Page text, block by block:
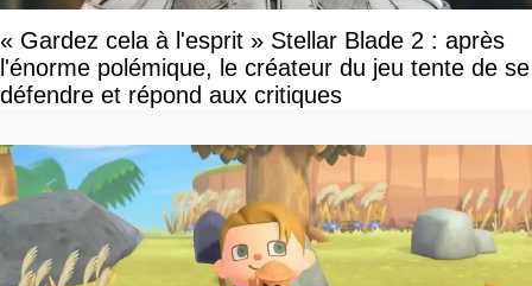
« Gardez cela à l'esprit » Stellar Blade 2 : après
l'énorme polémique, le créateur du jeu tente de se
défendre et répond aux critiques